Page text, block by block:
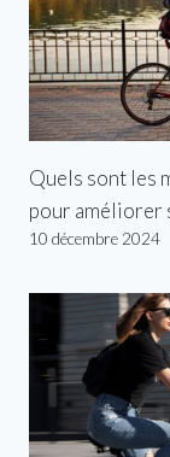
Quels sont les
pour améliorer
10 décembre 2024